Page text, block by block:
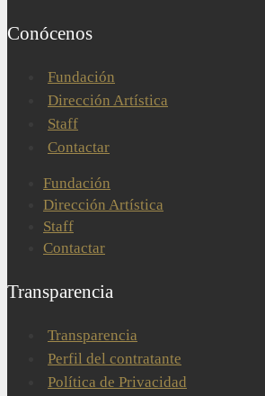
Conócenos
Fundación
Dirección Artística
Staff
Contactar
Fundación
Dirección Artística
Staff
Contactar
Transparencia
Transparencia
Perfil del contratante
Política de Privacidad